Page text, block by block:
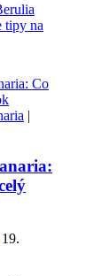
tipy na
|
19.